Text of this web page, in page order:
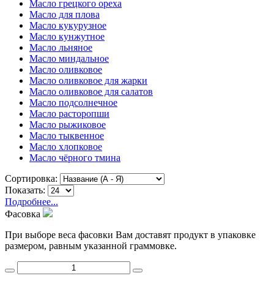
Масло грецкого ореха
Масло для плова
Масло кукурузное
Масло кунжутное
Масло льняное
Масло миндальное
Масло оливковое
Масло оливковое для жарки
Масло оливковое для салатов
Масло подсолнечное
Масло расторопши
Масло рыжиковое
Масло тыквенное
Масло хлопковое
Масло чёрного тмина
Сортировка:
Показать:
Подробнее...
Фасовка
При выборе веса фасовки Вам доставят продукт в упаковке
размером, равным указанной граммовке.